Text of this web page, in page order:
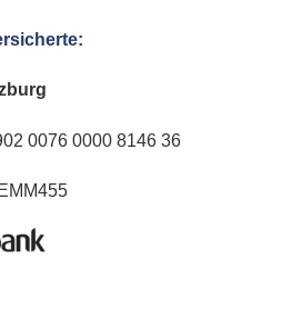
0076 0000 8146 36